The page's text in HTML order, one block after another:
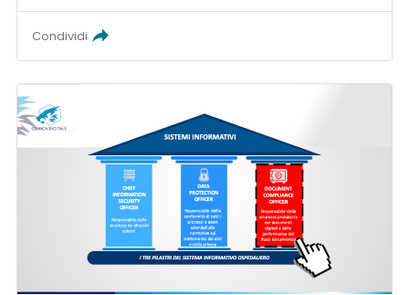
Condividi